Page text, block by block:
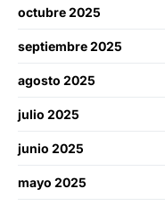
octubre 2025
septiembre 2025
agosto 2025
julio 2025
junio 2025
mayo 2025